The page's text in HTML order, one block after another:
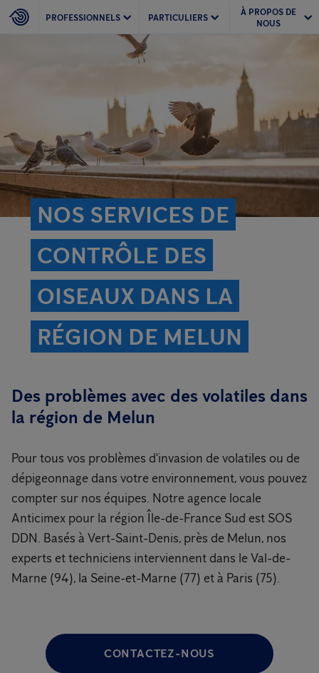
PROFESSIONNELS PARTICULIERS
À PROPOS DE
NOUS
NOS SERVICES DE
CONTRÔLE DES
OISEAUX DANS LA
RÉGION DE MELUN
Des problèmes avec des volatiles dans
la région de Melun
Pour tous vos problèmes d'invasion de volatiles ou de
dépigeonnage dans votre environnement, vous pouvez
compter sur nos équipes. Notre agence locale
Anticimex pour la région Île-de-France Sud est SOS
DDN. Basés à Vert-Saint-Denis, près de Melun, nos
experts et techniciens interviennent dans le Val-de-
Marne (94), la Seine-et-Marne (77) et à Paris (75).
CONTACTEZ-NOUS